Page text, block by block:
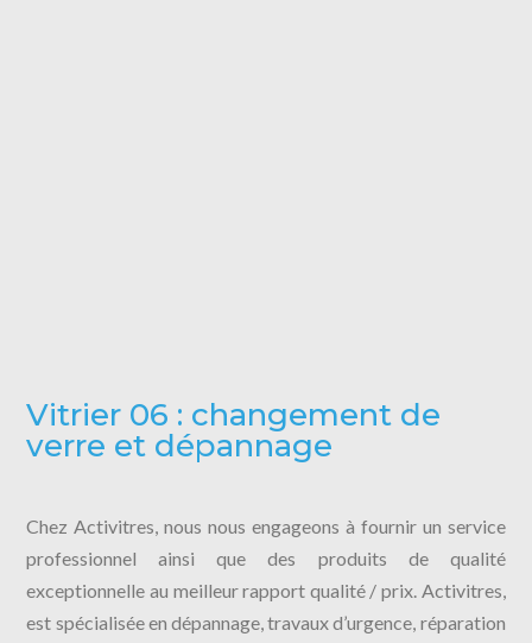
Vitrier 06 : changement de
verre et dépannage
Chez Activitres, nous nous engageons à fournir un service
professionnel ainsi que des produits de qualité
exceptionnelle au meilleur rapport qualité / prix. Activitres,
est spécialisée en dépannage, travaux d’urgence, réparation